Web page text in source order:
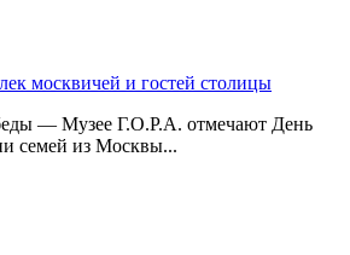
москвичей и гостей столицы
— Музее Г.О.Р.А. отмечают День
семей из Москвы...